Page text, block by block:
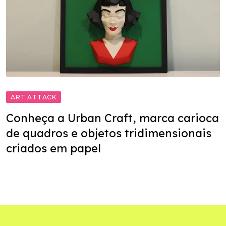
ART ATTACK
Conheça a Urban Craft, marca carioca
de quadros e objetos tridimensionais
criados em papel